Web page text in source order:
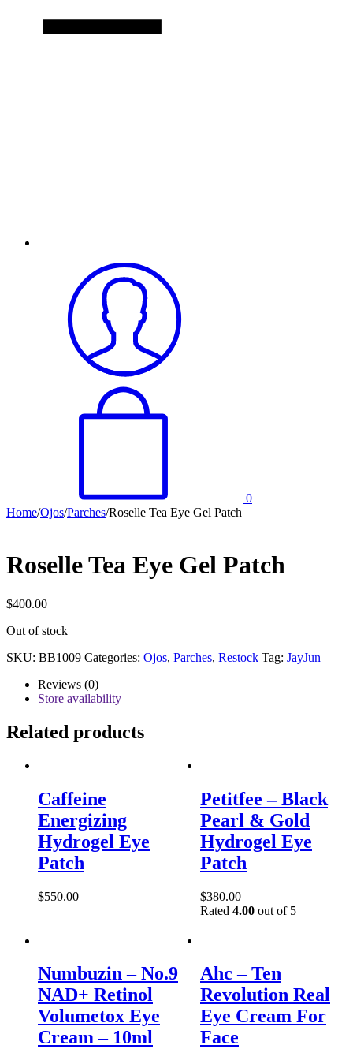
0
Home/Ojos/Parches/Roselle Tea Eye Gel Patch
Roselle Tea Eye Gel Patch
$400.00
Out of stock
SKU: BB1009 Categories: Ojos, Parches, Restock Tag: JayJun
Reviews (0)
Store availability
Related products
Caffeine
Energizing
Hydrogel Eye
Patch
$550.00
Petitfee – Black
Pearl & Gold
Hydrogel Eye
Patch
$380.00
Rated 4.00 out of 5
Numbuzin – No.9
NAD+ Retinol
Volumetox Eye
Cream – 10ml
Ahc – Ten
Revolution Real
Eye Cream For
Face